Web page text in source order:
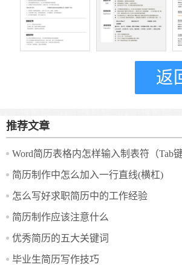
返
推荐文章
简历制作中怎么加入一行直线(横杠)
怎么写好求职简历中的工作经验
简历制作应该注意什么
优秀简历的五大关键词
毕业生简历写作技巧